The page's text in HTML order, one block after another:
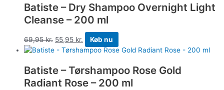
Batiste – Dry Shampoo Overnight Light
Cleanse – 200 ml
69,95kr. 55,95 kr. Køb nu
Batiste – Tørshampoo Rose Gold
Radiant Rose – 200 ml